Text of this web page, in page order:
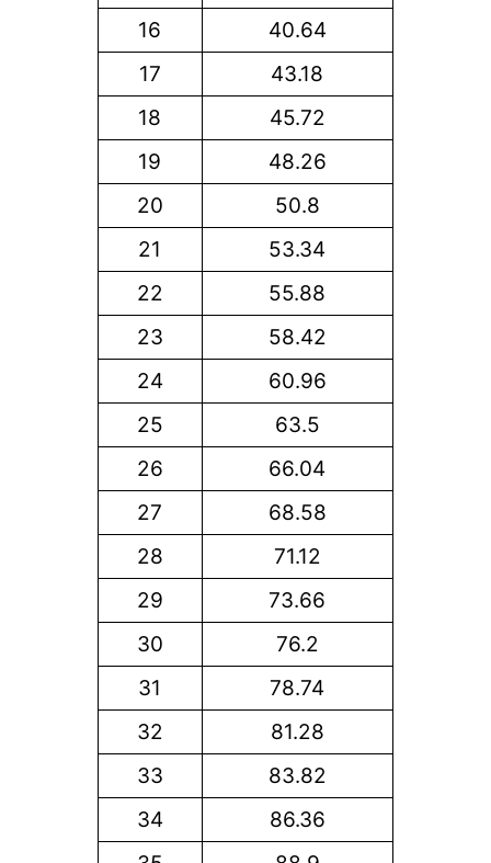
16
40.64
17
43.18
18
45.72
19
48.26
20
50.8
21
53.34
22
55.88
23
58.42
24
60.96
25
63.5
26
66.04
27
68.58
28
71.12
29
73.66
30
76.2
31
78.74
32
81.28
33
83.82
34
86.36